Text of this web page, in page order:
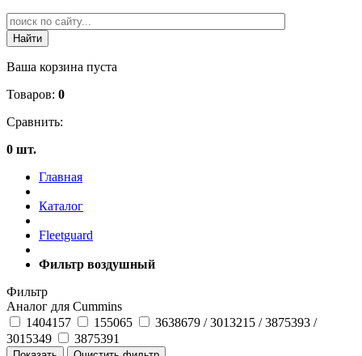
Ваша корзина пуста
Товаров: 0
Сравнить:
0 шт.
Главная
Каталог
Fleetguard
Фильтр воздушный
Фильтр
Аналог для Cummins
1404157
155065
3638679 / 3013215 / 3875393 /
3015349
3875391